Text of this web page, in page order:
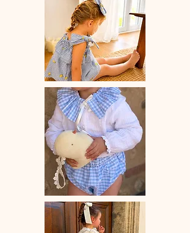
28 jours ouvrés selon les commandes
♡ Lavage à la main ou en machine
30° max, couleurs similaires, cycle
délicat. Ne pas utilser de sèche-linge.